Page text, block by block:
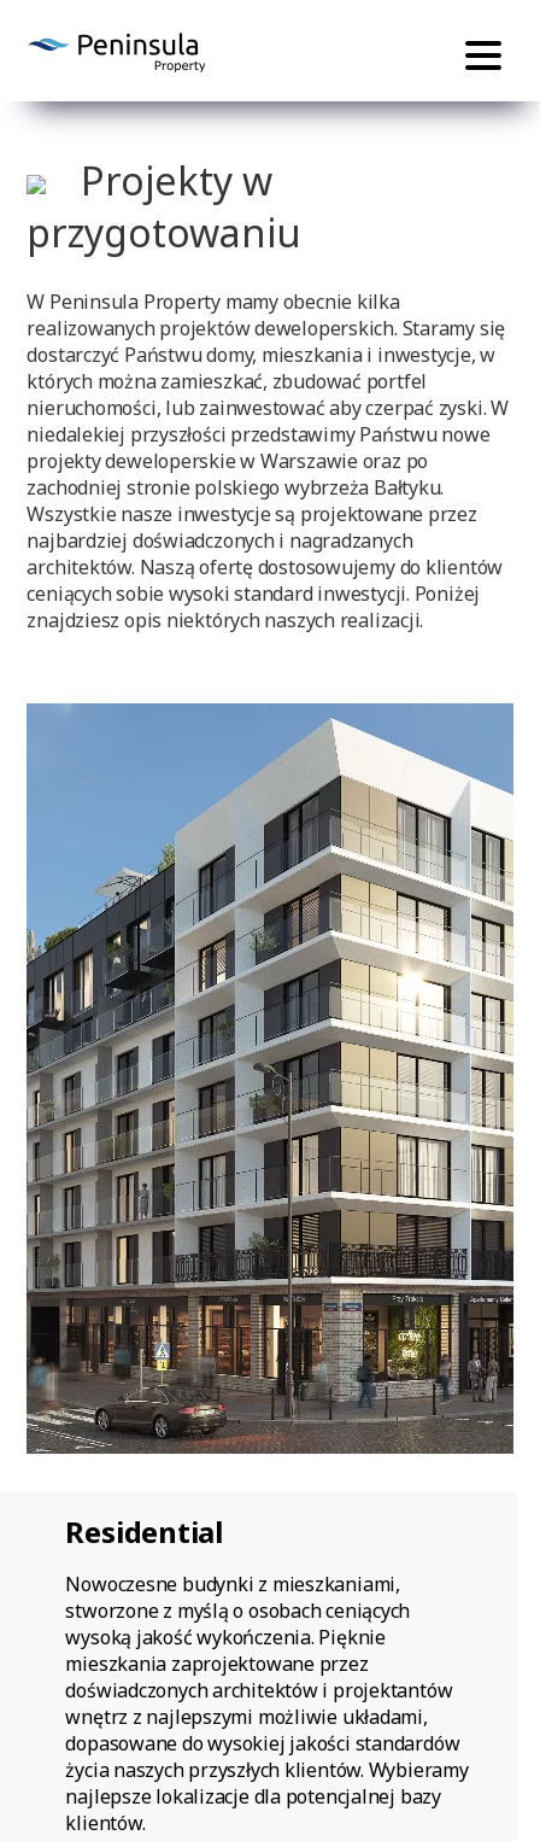
Projekty w
przygotowaniu
W Peninsula Property mamy obecnie kilka
realizowanych projektów deweloperskich. Staramy się
dostarczyć Państwu domy, mieszkania i inwestycje, w
których można zamieszkać, zbudować portfel
nieruchomości, lub zainwestować aby czerpać zyski. W
niedalekiej przyszłości przedstawimy Państwu nowe
projekty deweloperskie w Warszawie oraz po
zachodniej stronie polskiego wybrzeża Bałtyku.
Wszystkie nasze inwestycje są projektowane przez
najbardziej doświadczonych i nagradzanych
architektów. Naszą ofertę dostosowujemy do klientów
ceniących sobie wysoki standard inwestycji. Poniżej
znajdziesz opis niektórych naszych realizacji.
Residential
Nowoczesne budynki z mieszkaniami,
stworzone z myślą o osobach ceniących
wysoką jakość wykończenia. Pięknie
mieszkania zaprojektowane przez
doświadczonych architektów i projektantów
wnętrz z najlepszymi możliwie układami,
dopasowane do wysokiej jakości standardów
życia naszych przyszłych klientów. Wybieramy
najlepsze lokalizacje dla potencjalnej bazy
klientów.